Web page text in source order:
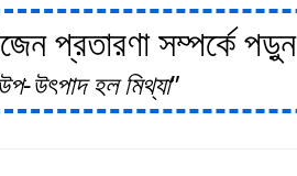
প্রতারণা সম্পর্কে পড়ুন
উৎপাদ হল মিথ্যা